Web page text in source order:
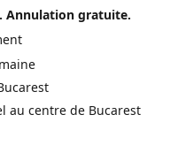
Annulation gratuite.
au centre de Bucarest